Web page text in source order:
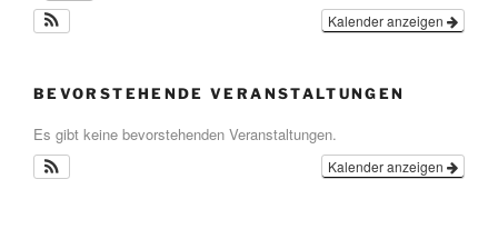
Kalender anzeigen
BEVORSTEHENDE VERANSTALTUNGEN
Es gibt keine bevorstehenden Veranstaltungen.
Kalender anzeigen